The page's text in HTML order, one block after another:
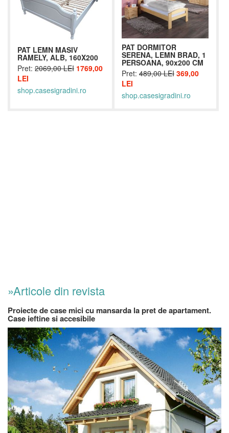
PAT LEMN MASIV
RAMELY, ALB, 160X200
Pret: 2069,00 LEI 1769,00
LEI
shop.casesigradini.ro
PAT DORMITOR
SERENA, LEMN BRAD, 1
PERSOANA, 90x200 CM
Pret: 489,00 LEI 369,00
LEI
shop.casesigradini.ro
»Articole din revista
Proiecte de case mici cu mansarda la pret de apartament.
Case ieftine si accesibile